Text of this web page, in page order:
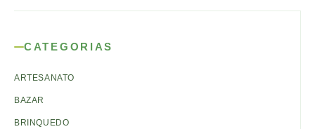
CATEGORIAS
ARTESANATO
BAZAR
BRINQUEDO